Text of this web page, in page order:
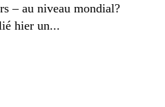
– au niveau mondial?
hier un...